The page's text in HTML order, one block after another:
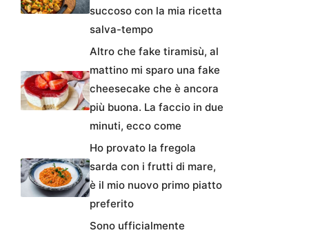
succoso con la mia ricetta
salva-tempo
Altro che fake tiramisù, al
mattino mi sparo una fake
cheesecake che è ancora
più buona. La faccio in due
minuti, ecco come
Ho provato la fregola
sarda con i frutti di mare,
è il mio nuovo primo piatto
preferito
Sono ufficialmente